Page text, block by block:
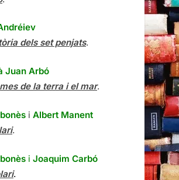
dels set penjats.
Juan Arbó
de la terra i el mar.
i Albert Manent
.
i Joaquim Carbó
.